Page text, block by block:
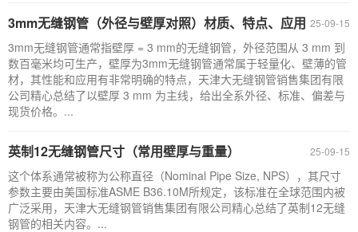
25-09-15
3mm无缝钢管（外径与壁厚对照）材质、特点、应用
3mm无缝钢管通常指壁厚 = 3 mm的无缝钢管，外径范围从 3 mm 到
数百毫米均可生产，壁厚为3mm无缝钢管通常属于轻量化、壁薄的管
材，其性能和应用有非常明确的特点，天津大无缝钢管销售集团有限
公司精心总结了以壁厚 3 mm 为主线，给出全系外径、标准、偏差与
现货价格。...
25-09-15
英制12无缝钢管尺寸（常用壁厚与重量）
这个体系通常被称为公称直径（Nominal Pipe Size, NPS），其尺寸
参数主要由美国标准ASME B36.10M所规定，该标准在全球范围内被
广泛采用，天津大无缝钢管销售集团有限公司精心总结了英制12无缝
钢管的相关内容。...